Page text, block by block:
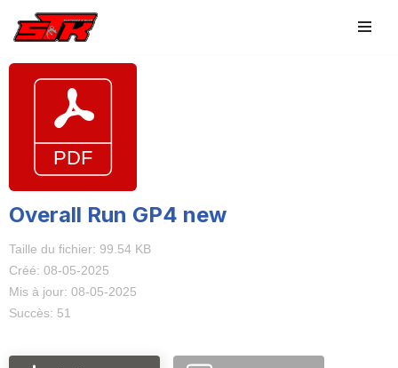
contenu
Overall Run GP4 new
Taille du fichier: 99.54 KB
Créé: 08-05-2025
Mis à jour: 08-05-2025
Succès: 51